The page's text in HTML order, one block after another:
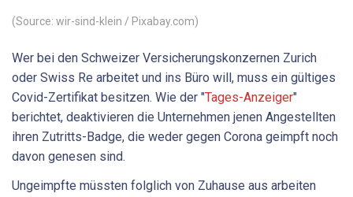
(Source: wir-sind-klein / Pixabay.com)
Wer bei den Schweizer Versicherungskonzernen Zurich
oder Swiss Re arbeitet und ins Büro will, muss ein gültiges
Covid-Zertifikat besitzen. Wie der "Tages-Anzeiger"
berichtet, deaktivieren die Unternehmen jenen Angestellten
ihren Zutritts-Badge, die weder gegen Corona geimpft noch
davon genesen sind.
Ungeimpfte müssten folglich von Zuhause aus arbeiten